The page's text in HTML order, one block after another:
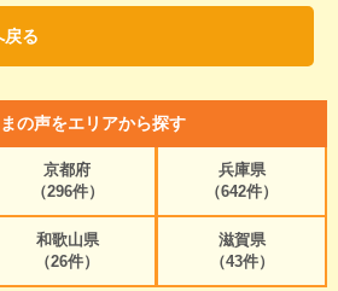
戻る
の声をエリアから探す
京都府
（296件）
兵庫県
（642件）
和歌山県
（26件）
滋賀県
（43件）